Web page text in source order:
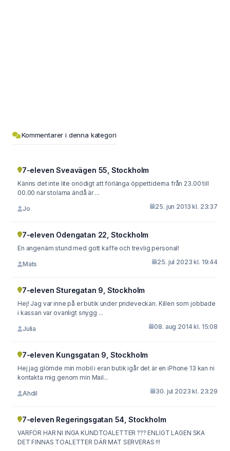
Kommentarer i denna kategori
7-eleven Sveavägen 55, Stockholm
Känns det inte lite onödigt att förlänga öppettiderna från 23.00 till
00.00 när stolarna ändå är ...
Jo 25. jun 2013 kl. 23:37
7-eleven Odengatan 22, Stockholm
En angenäm stund med gott kaffe och trevlig personal!
Mats 25. jul 2023 kl. 19:44
7-eleven Sturegatan 9, Stockholm
Hej! Jag var inne på er butik under prideveckan. Killen som jobbade
i kassan var ovanligt snygg ...
Julia 08. aug 2014 kl. 15:08
7-eleven Kungsgatan 9, Stockholm
Hej jag glömde min mobil i eran butik igår det är en iPhone 13 kan ni
kontakta mig genom min Mail...
Ahdil 30. jul 2023 kl. 23:29
7-eleven Regeringsgatan 54, Stockholm
VARFÖR HAR NI INGA KUNDTOALETTER ??? ENLIGT LAGEN SKA
DET FINNAS TOALETTER DÄR MAT SERVERAS !!!